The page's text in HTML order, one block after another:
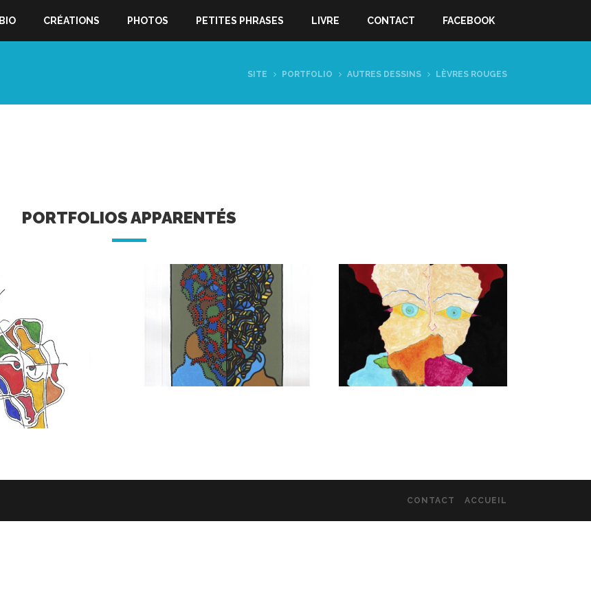
BIO CRÉATIONS PHOTOS PETITES PHRASES LIVRE CONTACT FACEBOOK
SITE PORTFOLIO AUTRES DESSINS LÈVRES ROUGES
PORTFOLIOS APPARENTÉS
CONTACT ACCUEIL